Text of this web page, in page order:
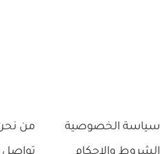
سياسة الخصوصية
من